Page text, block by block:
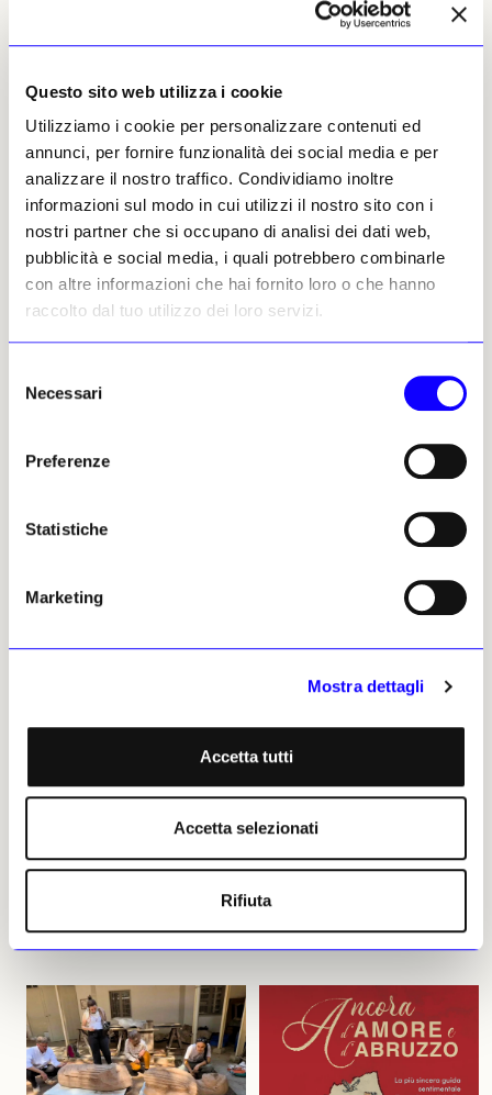
Questo sito web utilizza i cookie
Utilizziamo i cookie per personalizzare contenuti ed
annunci, per fornire funzionalità dei social media e per
analizzare il nostro traffico. Condividiamo inoltre
informazioni sul modo in cui utilizzi il nostro sito con i
nostri partner che si occupano di analisi dei dati web,
pubblicità e social media, i quali potrebbero combinarle
con altre informazioni che hai fornito loro o che hanno
raccolto dal tuo utilizzo dei loro servizi.
delNecessari
Preferenze
Statistiche
Marketing
Mostra dettagli
Accetta tutti
Accetta selezionati
Rifiuta
Homme à la guitare(1913) di
importanti ancora in mani private. Il periodo
1912-1914 rappresenta infatti il cuore teorico
del Cubismo analitico, momento in cui
Picasso smonta definitivamente la
rappresentazione tradizionale dello spazio. In
parallelo emerge un altro elemento centrale:
la provenienza. Nel mercato contemporaneo
la qualità dell’opera non basta più. Serve
anche una genealogia forte. La provenienza
la memoria di uno dei più sofisticati
marchio. Non a caso Christie’s insiste
provenienza. È la triade che oggi governa il
mercato altissimo di gamma.
Ginevra Borromeo, 18 maggio
riservata
Altri articoli dell'autore